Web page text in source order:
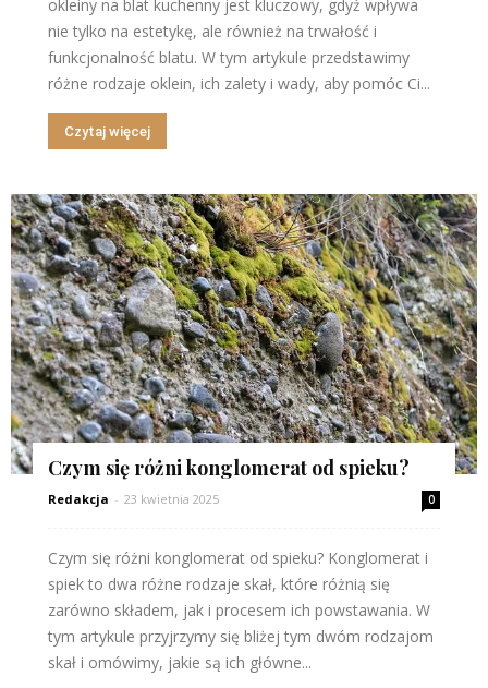
okleiny na blat kuchenny jest kluczowy, gdyż wpływa
nie tylko na estetykę, ale również na trwałość i
funkcjonalność blatu. W tym artykule przedstawimy
różne rodzaje oklein, ich zalety i wady, aby pomóc Ci...
Czytaj więcej
Czym się różni konglomerat od spieku?
Redakcja - 23 kwietnia 2025 0
Czym się różni konglomerat od spieku? Konglomerat i
spiek to dwa różne rodzaje skał, które różnią się
zarówno składem, jak i procesem ich powstawania. W
tym artykule przyjrzymy się bliżej tym dwóm rodzajom
skał i omówimy, jakie są ich główne...